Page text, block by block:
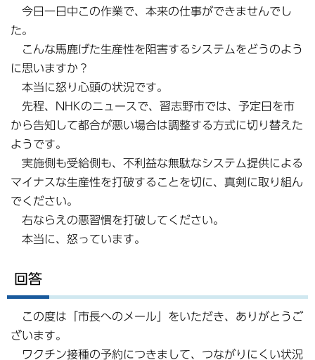
今日一日中この作業で、本来の仕事ができませんでし
た。
こんな馬鹿げた生産性を阻害するシステムをどうのよう
に思いますか？
本当に怒り心頭の状況です。
先程、NHKのニュースで、習志野市では、予定日を市
から告知して都合が悪い場合は調整する方式に切り替えた
ようです。
実施側も受給側も、不利益な無駄なシステム提供による
マイナスな生産性を打破することを切に、真剣に取り組ん
でください。
右ならえの悪習慣を打破してください。
本当に、怒っています。
回答
この度は「市長へのメール」をいただき、ありがとうご
ざいます。
ワクチン接種の予約につきまして、つながりにくい状況